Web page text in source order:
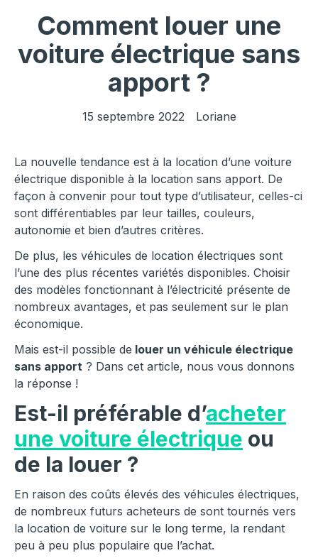
Comment louer une
voiture électrique sans
apport ?
15 septembre 2022 Loriane
La nouvelle tendance est à la location d’une voiture
électrique disponible à la location sans apport. De
façon à convenir pour tout type d’utilisateur, celles-ci
sont différentiables par leur tailles, couleurs,
autonomie et bien d’autres critères.
De plus, les véhicules de location électriques sont
l’une des plus récentes variétés disponibles. Choisir
des modèles fonctionnant à l’électricité présente de
nombreux avantages, et pas seulement sur le plan
économique.
Mais est-il possible de louer un véhicule électrique
sans apport ? Dans cet article, nous vous donnons
la réponse !
Est-il préférable d’acheter
une voiture électrique ou
de la louer ?
En raison des coûts élevés des véhicules électriques,
de nombreux futurs acheteurs de sont tournés vers
la location de voiture sur le long terme, la rendant
peu à peu plus populaire que l’achat.